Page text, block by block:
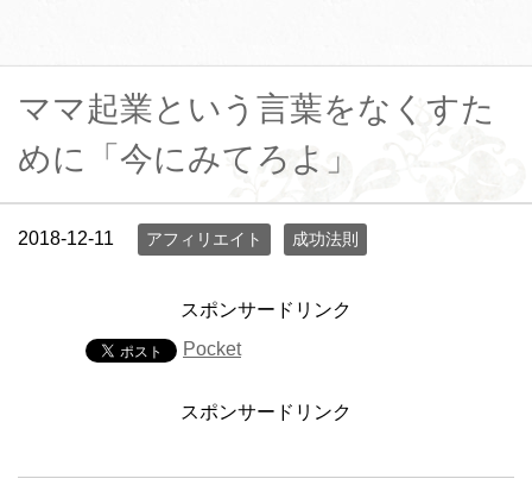
ママ起業という言葉をなくすた
めに「今にみてろよ」
2018-12-11 アフィリエイト 成功法則
スポンサードリンク
Pocket
スポンサードリンク